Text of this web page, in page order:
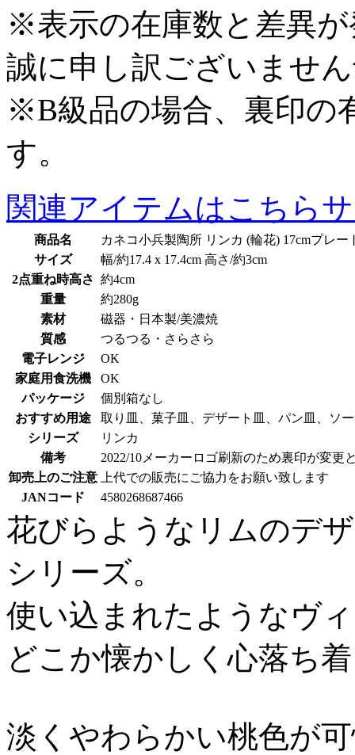
※表示の在庫数と差異
誠に申し訳ございませ
※B級品の場合、裏印の
す。
関連アイテムはこちら
商品名
カネコ小兵製陶所 リンカ (輪花) 17cmプレー
サイズ
幅/約17.4 x 17.4cm 高さ/約3cm
2点重ね時高さ 約4cm
重量
約280g
素材
磁器・日本製/美濃焼
質感
つるつる・さらさら
電子レンジ
OK
家庭用食洗機
OK
パッケージ
個別箱なし
おすすめ用途
取り皿、菓子皿、デザート皿、パン皿、ソ
シリーズ
リンカ
備考
2022/10メーカーロゴ刷新のため裏印が変
卸売上のご注意
上代での販売にご協力をお願い致します
JANコード
4580268687466
花びらようなリムのデ
シリーズ。
使い込まれたようなヴ
どこか懐かしく心落ち
淡くやわらかい桃色が